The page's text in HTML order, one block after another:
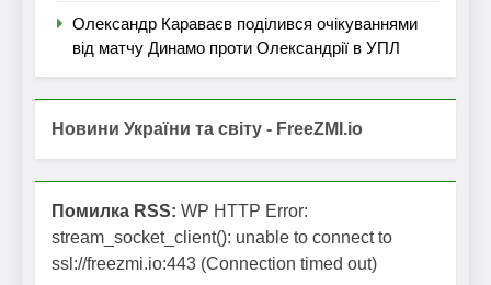
Олександр Караваєв поділився очікуваннями
від матчу Динамо проти Олександрії в УПЛ
Новини України та світу - FreeZMI.io
Помилка RSS: WP HTTP Error:
stream_socket_client(): unable to connect to
ssl://freezmi.io:443 (Connection timed out)